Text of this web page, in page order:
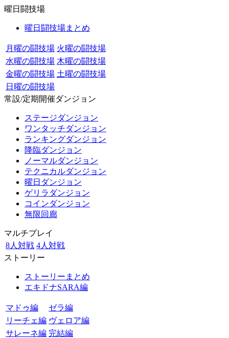
曜日闘技場
曜日闘技場まとめ
月曜の闘技場 火曜の闘技場
水曜の闘技場 木曜の闘技場
金曜の闘技場 土曜の闘技場
日曜の闘技場
常設/定期開催ダンジョン
ステージダンジョン
ワンタッチダンジョン
ランキングダンジョン
降臨ダンジョン
ノーマルダンジョン
テクニカルダンジョン
曜日ダンジョン
ゲリラダンジョン
コインダンジョン
無限回廊
マルチプレイ
8人対戦 4人対戦
ストーリー
ストーリーまとめ
エキドナSARA編
マドゥ編
ゼラ編
リーチェ編 ヴェロア編
サレーネ編 完結編